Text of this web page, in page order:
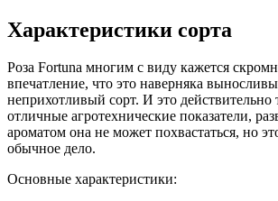
Характеристики сорта
Роза Fortuna многим с виду кажется
впечатление, что это наверняка
неприхотливый сорт. И это
отличные агротехнические показатели,
ароматом она не может похвастаться, но
обычное дело.
Основные характеристики: